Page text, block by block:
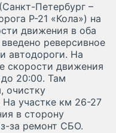
Петербург –
Р-21 «Кола») на
движения в оба
реверсивное
автодороги. На
скорости движения
20:00. Там
очистку
участке км 26-27
в сторону
за ремонт СБО.